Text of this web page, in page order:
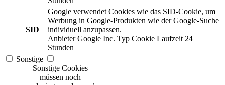
SID
Google verwendet Cookies wie das SID-Cookie, um
Werbung in Google-Produkten wie der Google-Suche
individuell anzupassen.
Anbieter Google Inc. Typ Cookie Laufzeit 24
Stunden
Sonstige
Sonstige Cookies
müssen noch